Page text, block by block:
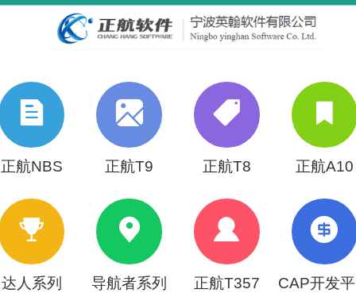
正航NBS 正航T9 正航T8 正航A10
达人系列 导航者系列 正航T357 CAP开发